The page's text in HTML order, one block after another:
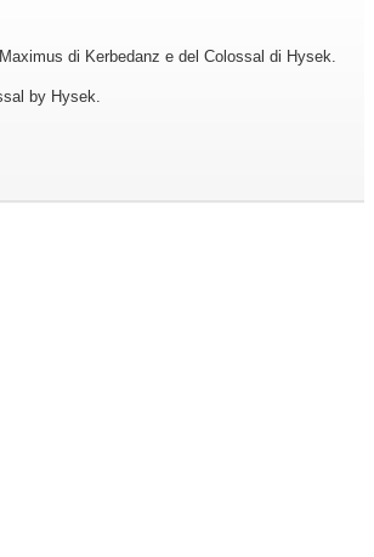
di Kerbedanz e del Colossal di Hysek.
by Hysek.